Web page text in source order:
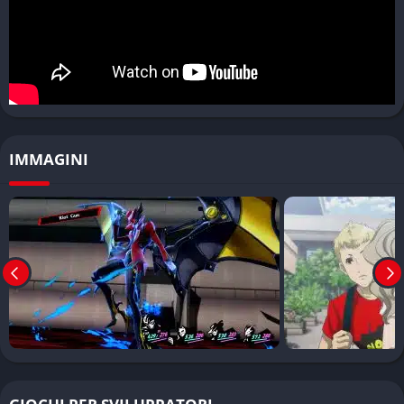
più potenti, personalizzando così il tuo stile di combattimento.
Pros e Cons
✔️ Pros
Contenuto abbondante
precedentemente rilasciati, offrendo oltre 100 ore di
Prestazioni eccellenti: Su PC è la versione più performante,
con possibilità di giocare in 4K a 60fps
Sistema di combattimento
: Complesso, strategico e
perfettamente bilanciato, dà il meglio di sé nelle boss fight
Design dei dungeon: Mappe articolate e uniche con segreti
IMMAGINI